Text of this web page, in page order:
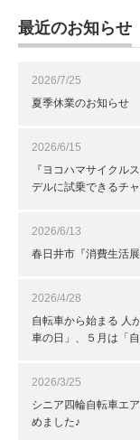
最近のお知らせ
2026/7/25
夏季休業のお知らせ
2026/6/15
『ヨコハマサイクル
デルに試乗できるチャ
2026/6/13
春日井市『消費生活展
2026/4/28
自転車から始まる 人
車の日」、５月は「
2026/3/25
シニア四輪自転車エ
めました♪